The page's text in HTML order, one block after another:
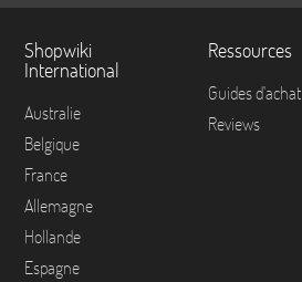
Shopwiki
International
Australie
Belgique
France
Allemagne
Hollande
Espagne
Ressources
Guides d'achat
Reviews